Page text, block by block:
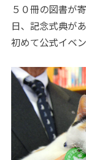
５０冊の図書が
日、記念式典が
初めて公式イベ